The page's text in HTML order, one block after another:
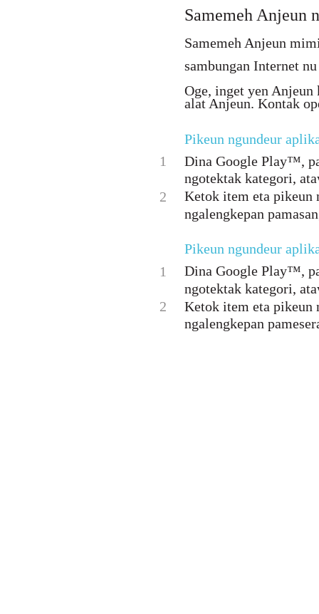
Samemeh Anjeun
Samemeh Anjeun
sambungan Internet
Oge, inget yen Anjeun
alat Anjeun. Kontak
Pikeun ngundeur
1
Dina Google Play™,
ngotektak kategori,
2
Ketok item eta pikeun
ngalengkepan
Pikeun ngundeur
1
Dina Google Play™,
ngotektak kategori,
2
Ketok item eta pikeun
ngalengkepan